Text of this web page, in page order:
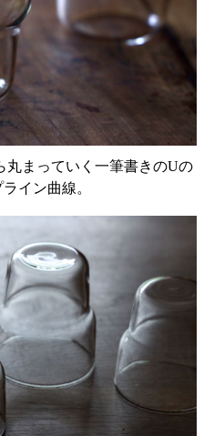
丸まっていく一筆書きのUの
イン曲線。